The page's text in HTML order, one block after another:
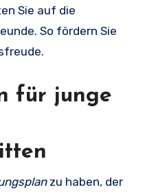
Sie auf die
So fördern Sie
für junge
zu haben, der